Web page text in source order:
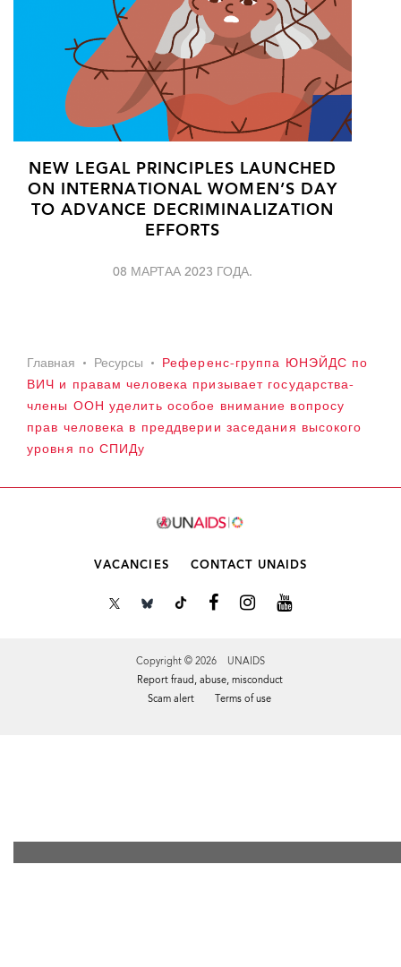
NEW LEGAL PRINCIPLES LAUNCHED
ON INTERNATIONAL WOMEN’S DAY
TO ADVANCE DECRIMINALIZATION
EFFORTS
08 МАРТАА 2023 ГОДА.
Главная Ресурсы
Референс-группа ЮНЭЙДС по
ВИЧ и правам человека призывает государства-
члены ООН уделить особое внимание вопросу
прав человека в преддверии заседания высокого
уровня по СПИДу
VACANCIES CONTACT UNAIDS
Copyright © 2026 UNAIDS
Report fraud, abuse, misconduct
Scam alert
Terms of use